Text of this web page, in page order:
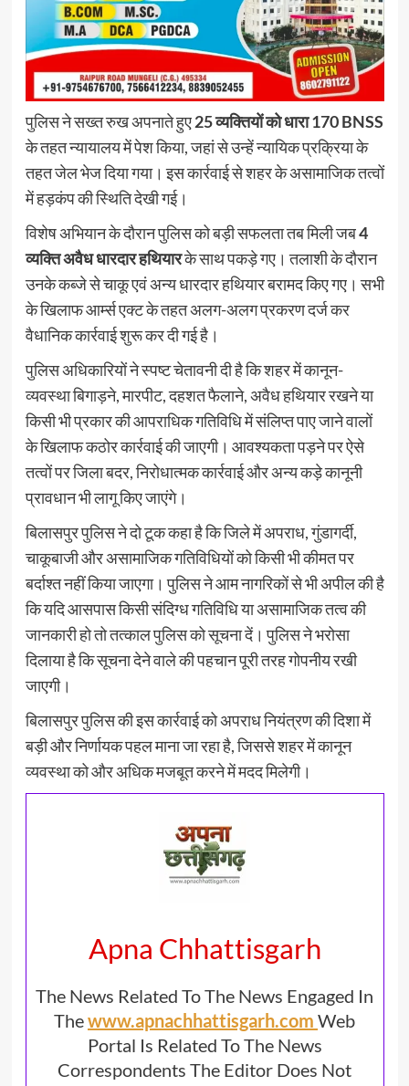
पुलिस ने सख्त रुख अपनाते हुए25 व्यक्तियों को धारा 170 BNSS
के तहत न्यायालय में पेश किया, जहां से उन्हें न्यायिक प्रक्रिया के
तहत जेल भेज दिया गया। इस कार्रवाई से शहर के असामाजिक तत्वों
में हड़कंप की स्थिति देखी गई।
विशेष अभियान के दौरान पुलिस को बड़ी सफलता तब मिली जब4
व्यक्ति अवैध धारदार हथियारके साथ पकड़े गए। तलाशी के दौरान
उनके कब्जे से चाकू एवं अन्य धारदार हथियार बरामद किए गए। सभी
के खिलाफ आर्म्स एक्ट के तहत अलग-अलग प्रकरण दर्ज कर
वैधानिक कार्रवाई शुरू कर दी गई है।
पुलिस अधिकारियों ने स्पष्ट चेतावनी दी है कि शहर में कानून-
व्यवस्था बिगाड़ने, मारपीट, दहशत फैलाने, अवैध हथियार रखने या
किसी भी प्रकार की आपराधिक गतिविधि में संलिप्त पाए जाने वालों
के खिलाफ कठोर कार्रवाई की जाएगी। आवश्यकता पड़ने पर ऐसे
तत्वों पर जिला बदर, निरोधात्मक कार्रवाई और अन्य कड़े कानूनी
प्रावधान भी लागू किए जाएंगे।
बिलासपुर पुलिस ने दो टूक कहा है कि जिले में अपराध, गुंडागर्दी,
चाकूबाजी और असामाजिक गतिविधियों को किसी भी कीमत पर
बर्दाश्त नहीं किया जाएगा। पुलिस ने आम नागरिकों से भी अपील की है
कि यदि आसपास किसी संदिग्ध गतिविधि या असामाजिक तत्व की
जानकारी हो तो तत्काल पुलिस को सूचना दें। पुलिस ने भरोसा
दिलाया है कि सूचना देने वाले की पहचान पूरी तरह गोपनीय रखी
जाएगी।
बिलासपुर पुलिस की इस कार्रवाई को अपराध नियंत्रण की दिशा में
बड़ी और निर्णायक पहल माना जा रहा है, जिससे शहर में कानून
व्यवस्था को और अधिक मजबूत करने में मदद मिलेगी।
Apna Chhattisgarh
The News Related To The News Engaged In
Thewww.apnachhattisgarh.com Web
Portal Is Related To The News
Correspondents The Editor Does Not